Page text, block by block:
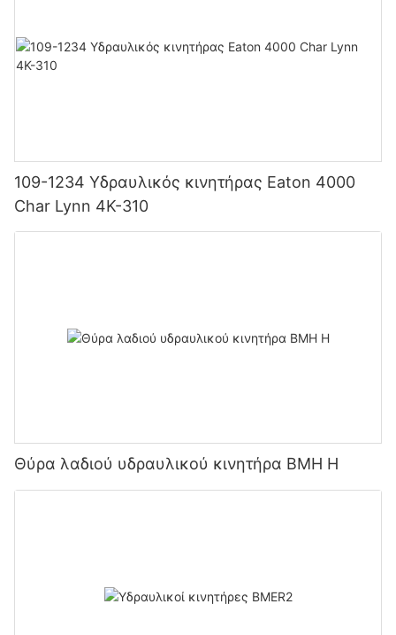
109-1234 Υδραυλικός κινητήρας Eaton 4000
Char Lynn 4K-310
Θύρα λαδιού υδραυλικού κινητήρα BMH H